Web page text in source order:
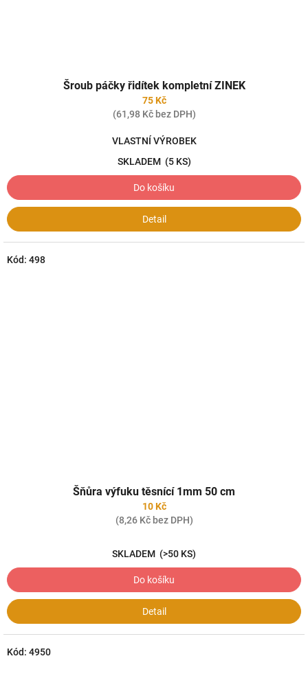
Šroub páčky řidítek kompletní ZINEK
75 Kč
(61,98 Kč bez DPH)
VLASTNÍ VÝROBEK
SKLADEM (5 KS)
Do košíku
Detail
Šňůra výfuku těsnící 1mm 50 cm
10 Kč
(8,26 Kč bez DPH)
SKLADEM (>50 KS)
Do košíku
Detail
Kód: 498
Kód: 4950